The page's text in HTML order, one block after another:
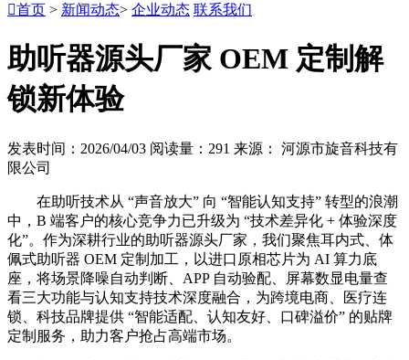
首页 > 新闻动态> 企业动态 联系我们
助听器源头厂家 OEM 定制解
锁新体验
发表时间：2026/04/03 阅读量：291 来源： 河源市旋音科技有
限公司
在助听技术从 “声音放大” 向 “智能认知支持” 转型的浪潮
中，B 端客户的核心竞争力已升级为 “技术差异化 + 体验深度
化”。作为深耕行业的助听器源头厂家，我们聚焦耳内式、体
佩式助听器 OEM 定制加工，以进口原相芯片为 AI 算力底
座，将场景降噪自动判断、APP 自动验配、屏幕数显电量查
看三大功能与认知支持技术深度融合，为跨境电商、医疗连
锁、科技品牌提供 “智能适配、认知友好、口碑溢价” 的贴牌
定制服务，助力客户抢占高端市场。